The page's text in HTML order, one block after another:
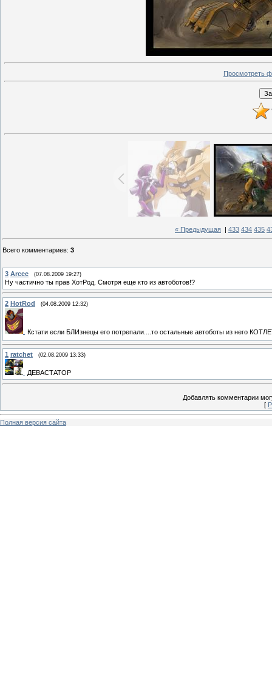
Просмотреть
« Предыдущая 433 434 435
Всего комментариев: 3
3 Arcee (07.08.2009 19:27)
Ну частично ты прав ХотРод. Смотря еще кто из автоботов!?
2 HotRod (04.08.2009 12:32)
Кстати если БЛИзнецы его потрепали....то остальные автоботы из него
1 ratchet (02.08.2009 13:33)
ДЕВАСТАТОР
Добавлять комментарии
[
Полная версия сайта